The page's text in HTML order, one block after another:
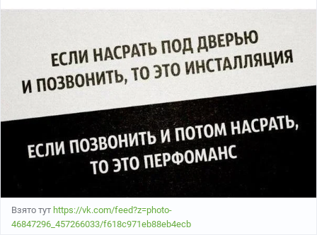
Взято тут https://vk.com/feed?z=photo-
46847296_457266033/f618c971eb88eb4ecb